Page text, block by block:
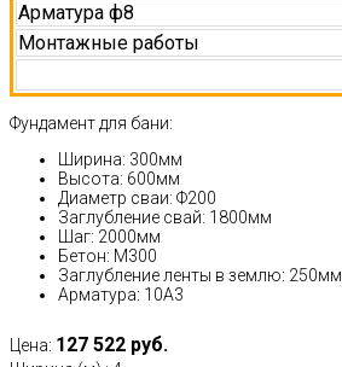
Арматура ф8
Монтажные работы
Фундамент для бани:
Ширина: 300мм
Высота: 600мм
Диаметр сваи: Ф200
Заглубление свай: 1800мм
Шаг: 2000мм
Бетон: М300
Заглубление ленты в землю: 250мм
Арматура: 10А3
Цена: 127 522 руб.